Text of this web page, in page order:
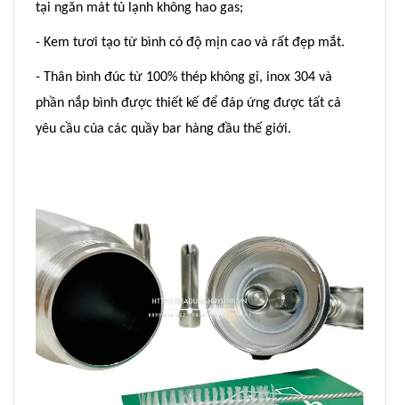
tại ngăn mát tủ lạnh không hao gas;
- Kem tươi tạo từ bình có độ mịn cao và rất đẹp mắt.
- Thân bình đúc từ 100% thép không gỉ, inox 304 và
phần nắp bình được thiết kế để đáp ứng được tất cả
yêu cầu của các quầy bar hàng đầu thế giới.